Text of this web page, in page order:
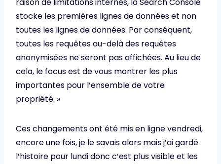
stocke les premières lignes de données et non
toutes les lignes de données. Par conséquent,
toutes les requêtes au-delà des requêtes
anonymisées ne seront pas affichées. Au lieu de
cela, le focus est de vous montrer les plus
importantes pour l’ensemble de votre
propriété. »
Ces changements ont été mis en ligne vendredi,
encore une fois, je le savais alors mais j’ai gardé
l’histoire pour lundi donc c’est plus visible et les